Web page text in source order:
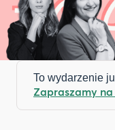
To wydarzenie
Zapraszamy